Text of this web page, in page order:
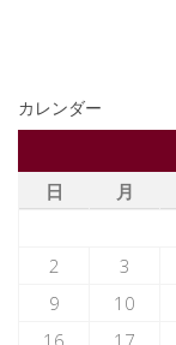
カレンダー
日
月
2
3
9
10
16
17